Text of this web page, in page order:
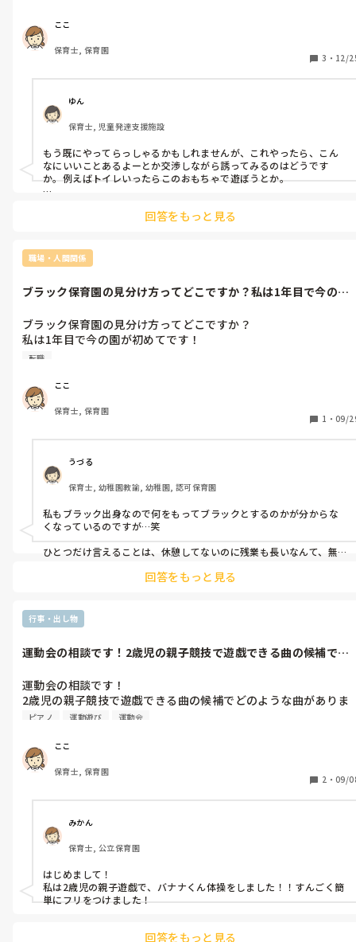
と反抗したりする子がいます
でも言い方は良くないですが、私よりも怖い先生だと声掛けだけ
でしっかり聞きます。やればできる子なのでやろうとすればでき
先生を見て態度を変える子にはどんな関わりをしてますか
出来れば私の声掛けも聞いてくれるようになって欲しいのです
が…
その子にだけなめられてます😥
ここ
保育士, 保育園
3 ・ 12/
ゆん
保育士, 児童発達支援施設
もう既にやってらっしゃるかもしれませんが、これやったら、こん
なにいいことあるよーとか交渉しながら誘ってみるのはどうです
か。例えばトイレいったらこのおもちゃで遊ぼうとか。
先生めっちゃ好きって思ってもらえるところから始めたいです。子ど
きびしめの声かけ(いわゆる罰)で言われた時って、一時は怒られたく
ったりとか、怒られるまでしないと行動をなおさなかったりとか、
そのぶん、ここ先生はすごくやさしい先生なんだなと思います。
回答をもっと見る
職場・人間関係
ブラック保育園の見分け方ってどこですか？私は1年目で今の園
ブラック保育園の見分け方ってどこですか？
私は1年目で今の園が初めてです！
同期が7人いるのですがみんな口を揃えて続かないよ…って言っ
私のところは出勤時間の1時間前に来るのは当たり前でベテラン
先生になるほど残業が長く、休憩時間もありません。
そして、夫婦で経営している事もあり園長、副園長に対してみん
なガタブルです😅
給料日、差し入れなどのお礼の挨拶は当たり前の事ではあります
が、挨拶したかどうかをチェックされていてしていない人は上司
に怒られます。
そのシステムが私には謎です。当たり前に自然とするものを強制
にされてるようで…
1年目の扱いは当たり前に雑です笑
そして、今年で辞める先生がすでに6人確定しているようでそれ
私自身はクラスでのお仕事はとても充実していると感じています
来ていますが、長い目で見るとどうだろうと考えています。
転職
ここ
保育士, 保育園
1 ・ 09/
うづる
保育士, 幼稚園教諭, 幼稚園, 認可保育園
私もブラック出身なので何をもってブラックとするのかが分からな
くなっているのですが…笑
ひとつだけ言えることは、休憩してないのに残業も長いなんて、無能
す。私の前職の園は来客対応や電話対応その他事務や保護者対応まで
なく保育の仕事に集中していられる環境ならば、残業はよく分から
ないですね…
同期の先生方がやめると聞いて考えてしまったとのことですが、そ
であれば働き続けてください。大きな理由の一つに、職歴がつかな
くなるからです。職歴がつかない=遊んでいたということになり、転
職に不利になります。(バイトは履歴書に書けません)
働いているうちに疑問点も出てくるかと思いますので、その疑問点
めて考えればいいことだと思います。
1年目、頑張ってくださいね✨
回答をもっと見る
行事・出し物
運動会の相談です！2歳児の親子競技で遊戯できる曲の候補でど
運動会の相談です！
2歳児の親子競技で遊戯できる曲の候補でどのような曲がありま
すか？
ピアノ 運動遊び 運動会
ここ
保育士, 保育園
2 ・ 09/
みかん
保育士, 公立保育園
はじめまして！
私は2歳児の親子遊戯で、バナナくん体操をしました！！すんごく簡
単にフリをつけました！
回答をもっと見る